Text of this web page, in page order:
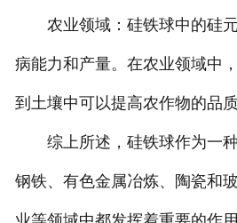
农业领域：硅铁球中的硅元
病能力和产量。在农业领域中
到土壤中可以提高农作物的品质
综上所述，硅铁球作为一种
钢铁、有色金属冶炼、陶瓷和